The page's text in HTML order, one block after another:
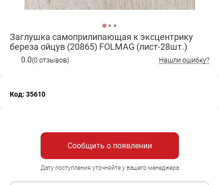
Заглушка самоприлипающая к эксцентрику
береза ойцув (20865) FOLMAG (лист-28шт.)
0.0(0 отзывов) Нашли ошибку?
Код: 35610
Сообщить о появлении
Дату поступления уточняйте у вашего менеджера